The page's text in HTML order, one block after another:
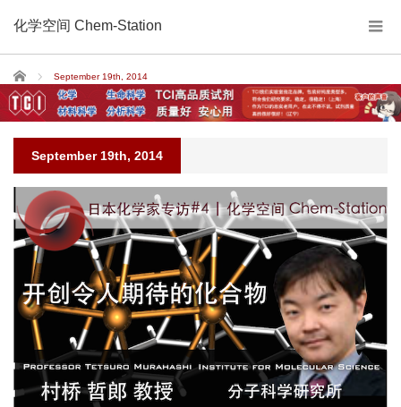
化学空间 Chem-Station
Home September 19th, 2014
September 19th, 2014